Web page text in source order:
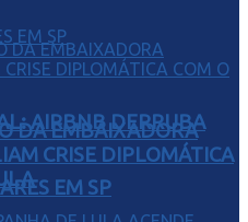
AIRBNB DERRUBA
EM SP
DA EMBAIXADORA
CRISE DIPLOMÁTICA